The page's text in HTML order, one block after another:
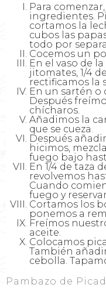
Para
ingredientes.
cortamos la
cubos las
todo por
Cocemos un
En el vaso de
jitomates, 1/4
rectificamos la
En un sartén o
Después
chícharos.
Añadimos la
que se cueza.
Después
hicimos,
fuego bajo
En 1/4 de taza
revolvemos
Cuando
fuego y
Cortamos los
ponemos a
Freímos
aceite.
Colocamos
También
cebolla.
Pambazo de